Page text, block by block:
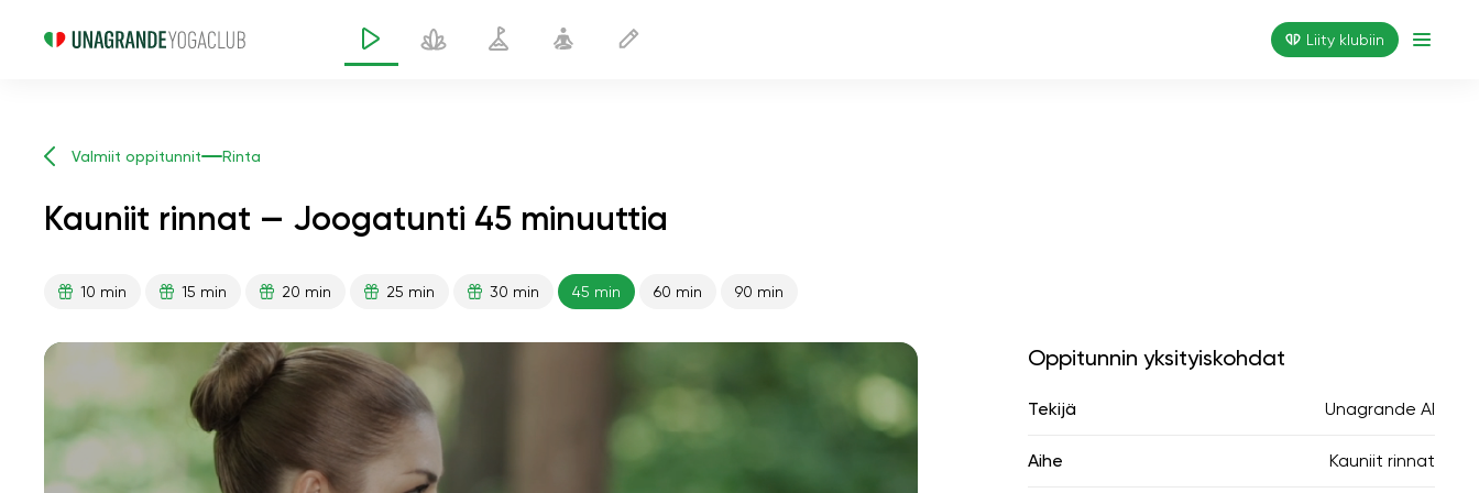
Liity klubiin
Valmiit oppitunnit Rinta
Kauniit rinnat — Joogatunti 45 minuuttia
10 min 15 min 20 min 25 min 30 min 45 min 60 min 90 min
Oppitunnin yksityiskohdat
Tekijä Unagrande AI
Aihe Kauniit rinnat